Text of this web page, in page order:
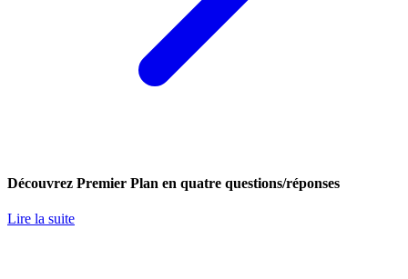
Découvrez Premier Plan en quatre questions/réponses
Lire la suite